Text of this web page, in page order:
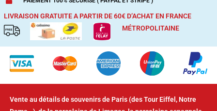
Vente au détails de souvenirs de Paris (des Tour Eiffel, Notre
Dame,..), de la porcelaine de Limoges, la porcelaine espagnole
Nao, statuettes du musée du Louvre et d’autres musées,
maisons miniatures Gault, cristal, des licenses ( PSG, Le Tour de
France, Le Petit Prince,..) et beaucoup d’articles cadeaux.